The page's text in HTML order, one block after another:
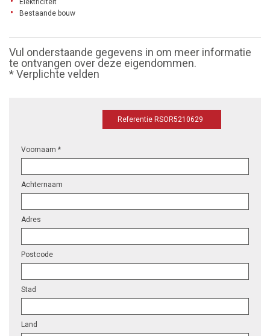
Elektriciteit
Bestaande bouw
Vul onderstaande gegevens in om meer informatie
te ontvangen over deze eigendommen.
* Verplichte velden
Referentie RSOR5210629
Voornaam *
Achternaam
Adres
Postcode
Stad
Land